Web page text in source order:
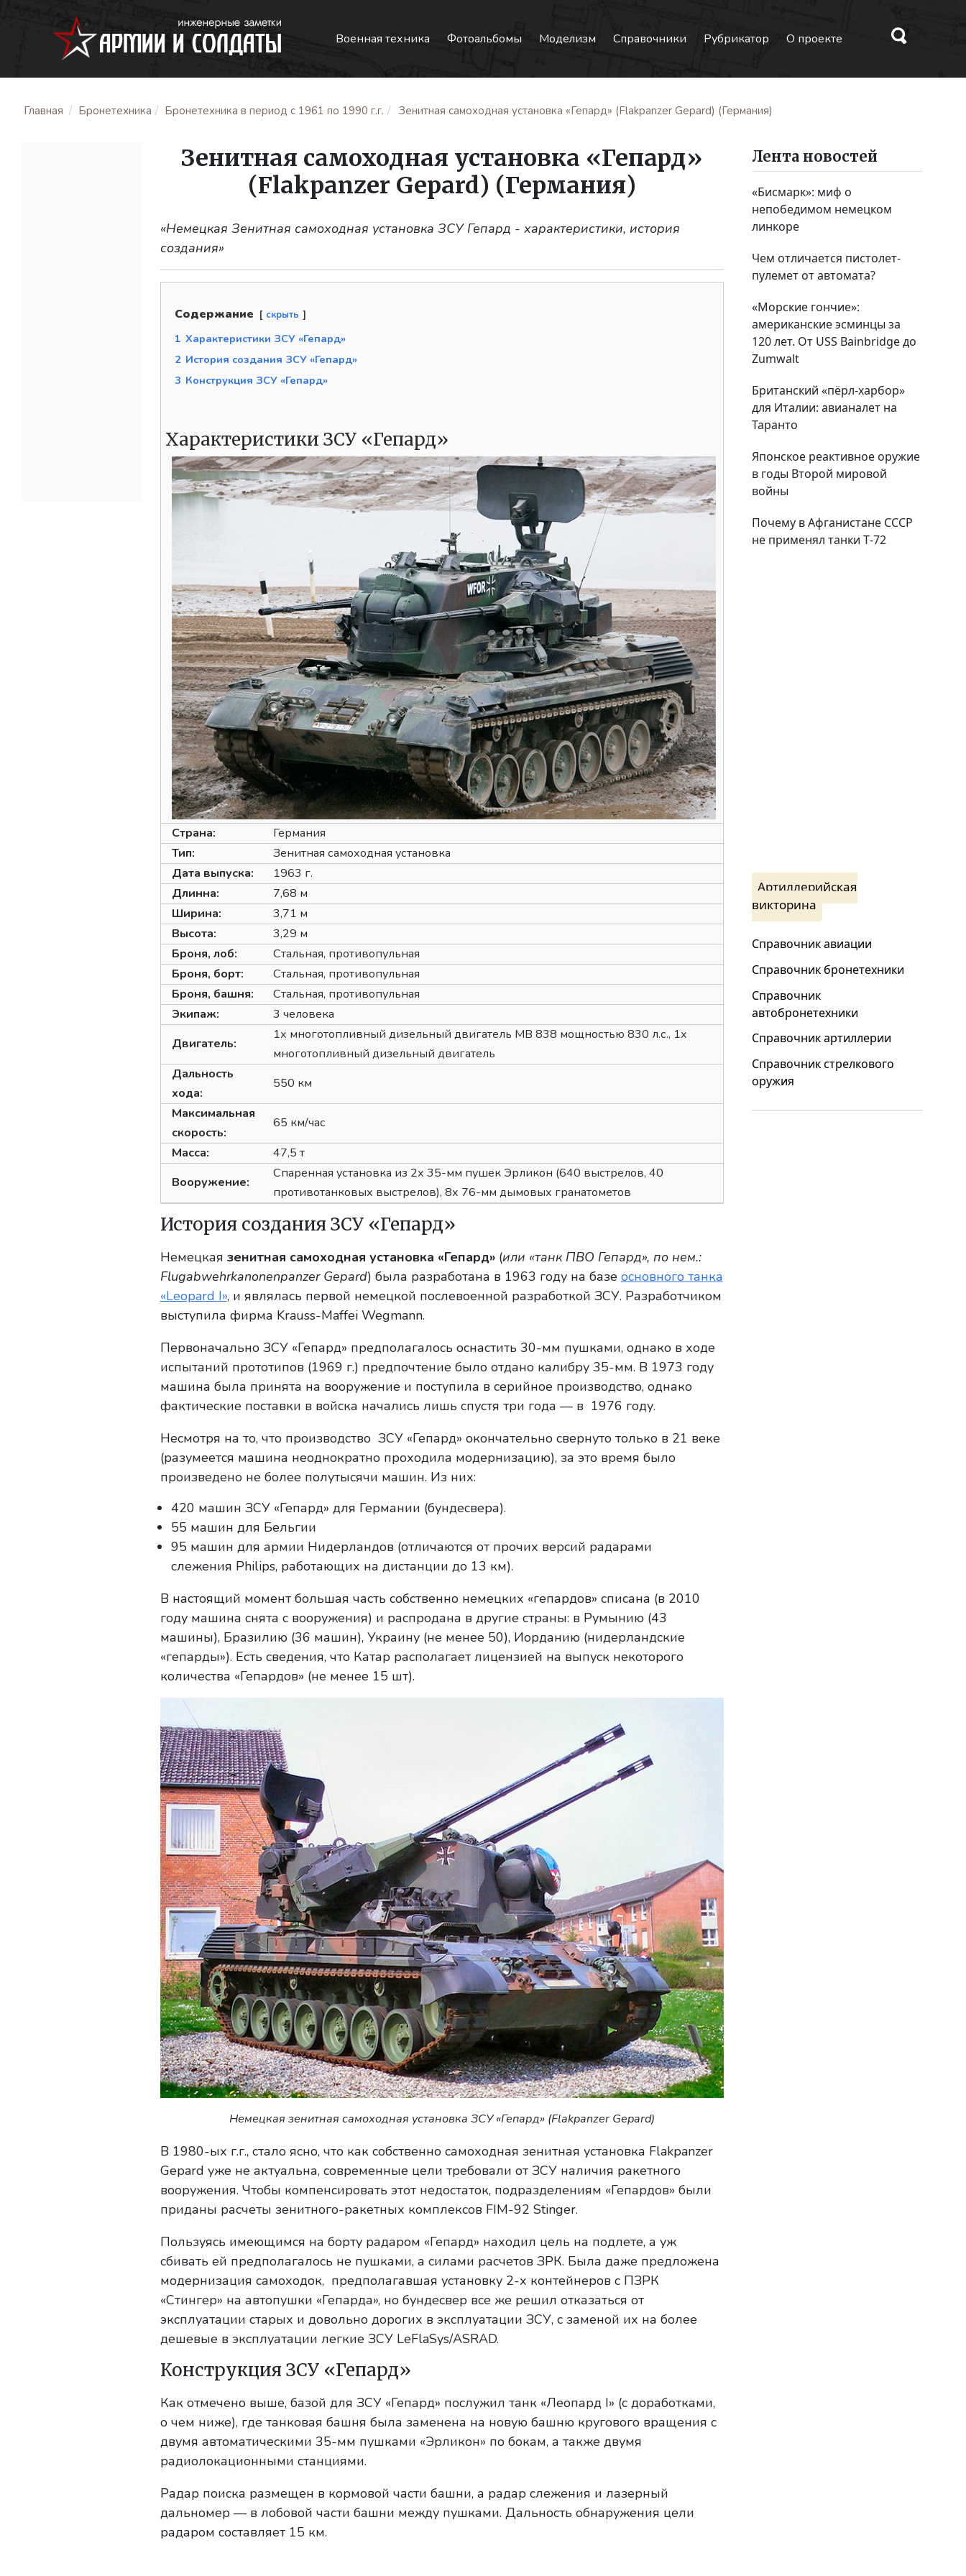
Военная техника Фотоальбомы Моделизм Справочники Рубрикатор О проекте
Главная Бронетехника Бронетехника в период с 1961 по 1990 г.г. Зенитная самоходная установка «Гепард» (Flakpanzer Gepard) (Германия)
Зенитная самоходная установка «Гепард»
(Flakpanzer Gepard) (Германия)
«Немецкая Зенитная самоходная установка ЗСУ Гепард - характеристики, история
создания»
Содержание скрыть
1 Характеристики ЗСУ «Гепард»
2 История создания ЗСУ «Гепард»
3 Конструкция ЗСУ «Гепард»
Характеристики ЗСУ «Гепард»
Страна:
Германия
Тип:
Зенитная самоходная установка
Дата выпуска:
1963 г.
Длинна:
7,68 м
Ширина:
3,71 м
Высота:
3,29 м
Броня, лоб:
Стальная, противопульная
Броня, борт:
Стальная, противопульная
Броня, башня:
Стальная, противопульная
Экипаж:
3 человека
Двигатель:
1х многотопливный дизельный двигатель MB 838 мощностью 830 л.с., 1х
многотопливный дизельный двигатель
Дальность
хода:
550 км
Максимальная
скорость:
65 км/час
Масса:
47,5 т
Вооружение:
Спаренная установка из 2х 35-мм пушек Эрликон (640 выстрелов, 40
противотанковых выстрелов), 8х 76-мм дымовых гранатометов
История создания ЗСУ «Гепард»
Немецкая зенитная самоходная установка «Гепард»(или «танк ПВО Гепард», по нем.:
Flugabwehrkanonenpanzer Gepard) была разработана в 1963 году на базе основного танка
«Leopard I», и являлась первой немецкой послевоенной разработкой ЗСУ. Разработчиком
выступила фирма Krauss-Maffei Wegmann.
Первоначально ЗСУ «Гепард» предполагалось оснастить 30-мм пушками, однако в ходе
испытаний прототипов (1969 г.) предпочтение было отдано калибру 35-мм. В 1973 году
машина была принята на вооружение и поступила в серийное производство, однако
фактические поставки в войска начались лишь спустя три года — в 1976 году.
Несмотря на то, что производство ЗСУ «Гепард» окончательно свернуто только в 21 веке
(разумеется машина неоднократно проходила модернизацию), за это время было
произведено не более полутысячи машин. Из них:
420 машин ЗСУ «Гепард» для Германии (бундесвера).
55 машин для Бельгии
95 машин для армии Нидерландов (отличаются от прочих версий радарами
слежения Philips, работающих на дистанции до 13 км).
В настоящий момент большая часть собственно немецких «гепардов» списана (в 2010
году машина снята с вооружения) и распродана в другие страны: в Румынию (43
машины), Бразилию (36 машин), Украину (не менее 50), Иорданию (нидерландские
«гепарды»). Есть сведения, что Катар располагает лицензией на выпуск некоторого
количества «Гепардов» (не менее 15 шт).
Немецкая зенитная самоходная установка ЗСУ «Гепард» (Flakpanzer Gepard)
В 1980-ых г.г., стало ясно, что как собственно самоходная зенитная установка Flakpanzer
Gepard уже не актуальна, современные цели требовали от ЗСУ наличия ракетного
вооружения. Чтобы компенсировать этот недостаток, подразделениям «Гепардов» были
приданы расчеты зенитного-ракетных комплексов FIM-92 Stinger.
Пользуясь имеющимся на борту радаром «Гепард» находил цель на подлете, а уж
сбивать ей предполагалось не пушками, а силами расчетов ЗРК. Была даже предложена
модернизация самоходок, предполагавшая установку 2-х контейнеров с ПЗРК
«Стингер» на автопушки «Гепарда», но бундесвер все же решил отказаться от
эксплуатации старых и довольно дорогих в эксплуатации ЗСУ, с заменой их на более
дешевые в эксплуатации легкие ЗСУ LeFlaSys/ASRAD.
Конструкция ЗСУ «Гепард»
Как отмечено выше, базой для ЗСУ «Гепард» послужил танк «Леопард I» (с доработками,
о чем ниже), где танковая башня была заменена на новую башню кругового вращения с
двумя автоматическими 35-мм пушками «Эрликон» по бокам, а также двумя
радиолокационными станциями.
Радар поиска размещен в кормовой части башни, а радар слежения и лазерный
дальномер — в лобовой части башни между пушками. Дальность обнаружения цели
радаром составляет 15 км.
Лента новостей
«Бисмарк»: миф о
непобедимом немецком
линкоре
Чем отличается пистолет-
пулемет от автомата?
«Морские гончие»:
американские эсминцы за
120 лет. От USS Bainbridge до
Zumwalt
Британский «пёрл-харбор»
для Италии: авианалет на
Таранто
Японское реактивное оружие
в годы Второй мировой
войны
Почему в Афганистане СССР
не применял танки Т‑72
Артиллерийская
викторина
Справочник авиации
Справочник бронетехники
Справочник
автобронетехники
Справочник артиллерии
Справочник стрелкового
оружия